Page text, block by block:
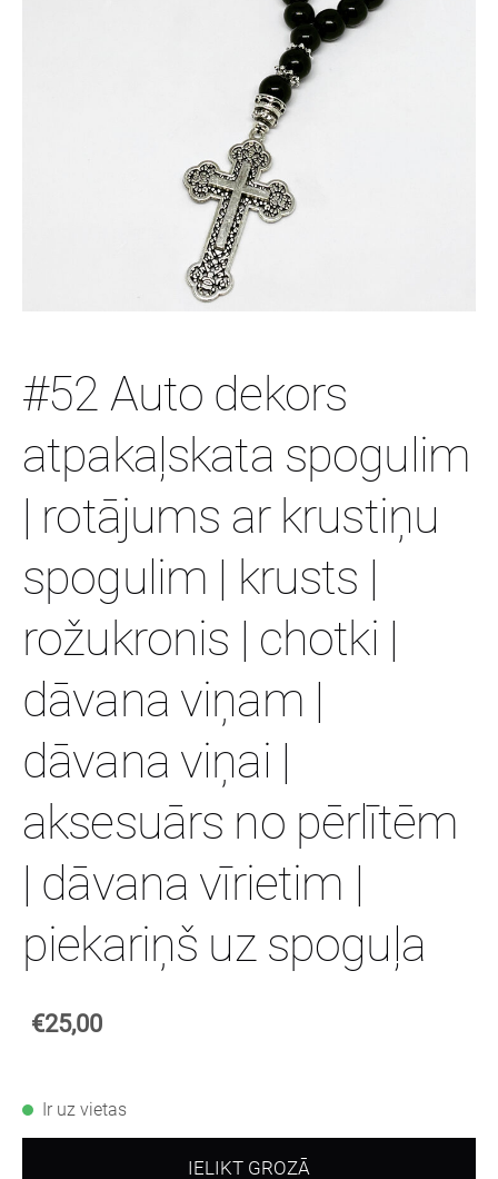
#52 Auto dekors
atpakaļskata spogulim
| rotājums ar krustiņu
spogulim | krusts |
rožukronis | chotki |
dāvana viņam |
dāvana viņai |
aksesuārs no pērlītēm
| dāvana vīrietim |
piekariņš uz spoguļa
€25,00
Ir uz vietas
IELIKT GROZĀ